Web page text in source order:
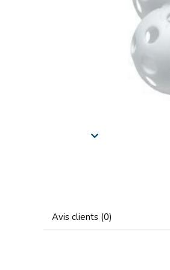
Avis clients (0)